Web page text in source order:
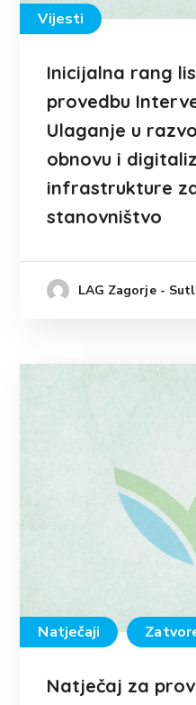
Vijesti
Inicijalna rang
provedbu
Ulaganje u
obnovu i
infrastrukture
stanovništvo
LAG Zagorje -
Natječaji
Natječaj za